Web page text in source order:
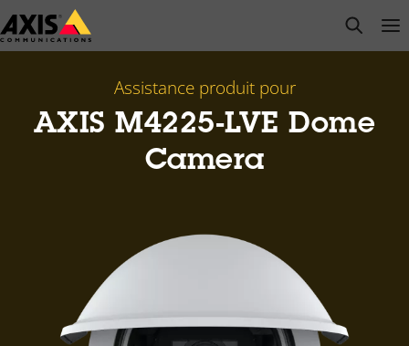
Passer
au
open
Assistance produit pour
AXIS M4225-LVE Dome
Camera